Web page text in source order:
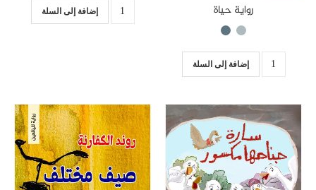
رواية حياة
إضافة إلى السلة
إضافة إلى السلة